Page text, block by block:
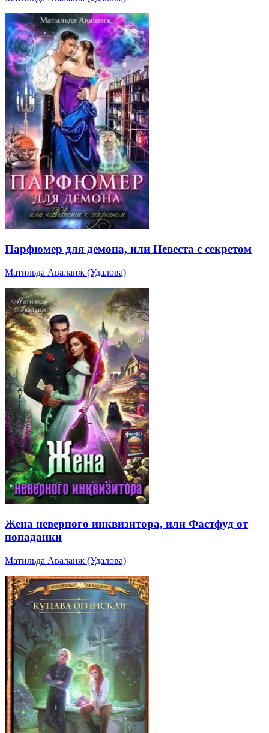
Парфюмер для демона, или Невеста с секретом
Матильда Аваланж (Удалова)
Жена неверного инквизитора, или Фастфуд от
попаданки
Матильда Аваланж (Удалова)